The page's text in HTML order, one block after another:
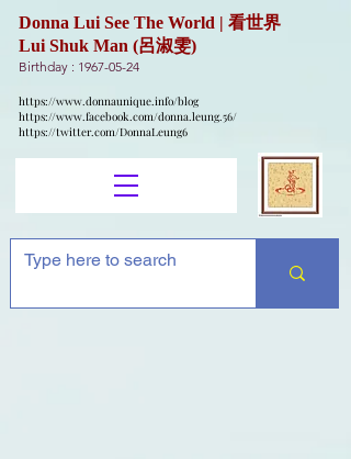
Donna Lui See The World | 看世界
Lui Shuk Man (呂淑雯)
Birthday : 1967-05-24
https://www.donnaunique.info/blog
https://www.facebook.com/donna.leung.56/
https://twitter.com/DonnaLeung6